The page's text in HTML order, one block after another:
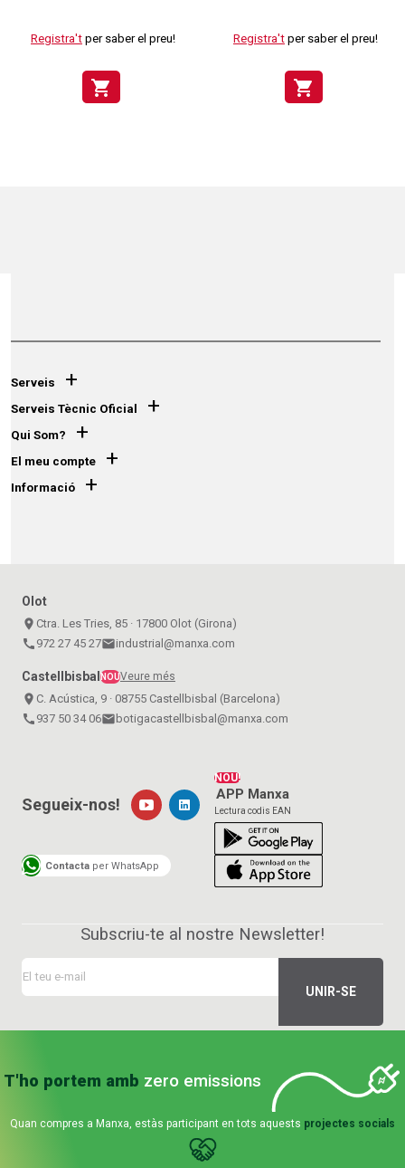
Registra't per saber el preu!
shopping_cart
Registra't per saber el preu!
shopping_cart
Serveis +
Serveis Tècnic Oficial +
Qui Som? +
El meu compte +
Informació +
Olot
place Ctra. Les Tries, 85 · 17800 Olot (Girona)
call 972 27 45 27emailindustrial@manxa.com
CastellbisbalNOUVeure més
place C. Acústica, 9 · 08755 Castellbisbal (Barcelona)
call 937 50 34 06emailbotigacastellbisbal@manxa.com
NOU!
APP Manxa
Lectura codis EAN
Segueix-nos!
Contacta per WhatsApp
Subscriu-te al nostre Newsletter!
T'ho portem amb zero emissions
Quan compres a Manxa, estàs participant en tots aquests projectes socials